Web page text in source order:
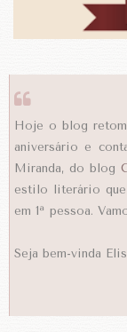
Hoje o blog
aniversário e
Miranda, do blog
estilo literário que
em 1ª pessoa.
Seja bem-vinda